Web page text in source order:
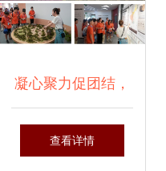
凝心聚力促团结，
文化为桥连世界 郑
查看详情